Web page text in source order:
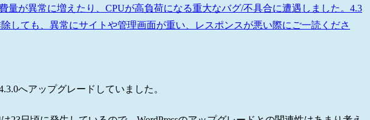
量が異常に増えたり、CPUが高負荷になる重大なバグ/不具合に遭遇しました。4.3
しても、異常にサイトや管理画面が重い、レスポンスが悪い際にご一読くださ
へアップグレードしていました。